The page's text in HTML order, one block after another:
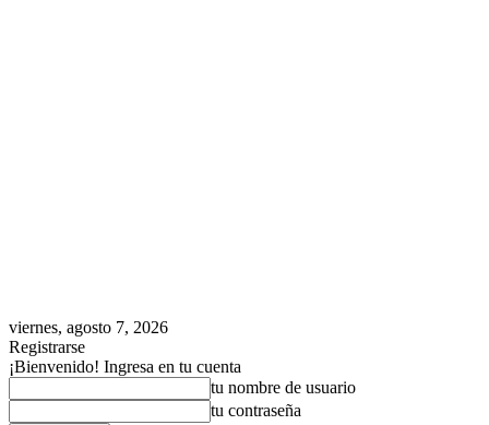
viernes, agosto 7, 2026
Registrarse
¡Bienvenido! Ingresa en tu cuenta
tu nombre de usuario
tu contraseña